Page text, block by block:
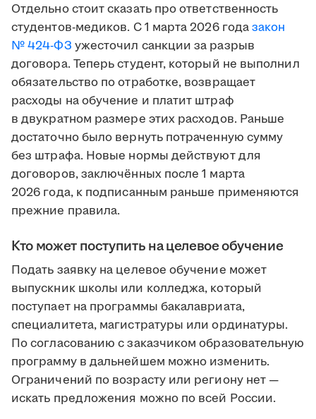
Отдельно стоит сказать про ответственность
студентов-медиков. С 1 марта 2026 годазакон
№ 424-ФЗ ужесточил санкции за разрыв
договора. Теперь студент, который не выполнил
обязательство по отработке, возвращает
расходы на обучение и платит штраф
в двукратном размере этих расходов. Раньше
достаточно было вернуть потраченную сумму
без штрафа. Новые нормы действуют для
договоров, заключённых после 1 марта
2026 года, к подписанным раньше применяются
прежние правила.
Кто может поступить на целевое обучение
Подать заявку на целевое обучение может
выпускник школы или колледжа, который
поступает на программы бакалавриата,
специалитета, магистратуры или ординатуры.
По согласованию с заказчиком образовательную
программу в дальнейшем можно изменить.
Ограничений по возрасту или региону нет —
искать предложения можно по всей России.